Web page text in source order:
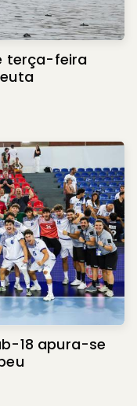
terça-feira
18 apura-se